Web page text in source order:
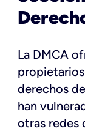
La DMCA
derechos
han
otras redes